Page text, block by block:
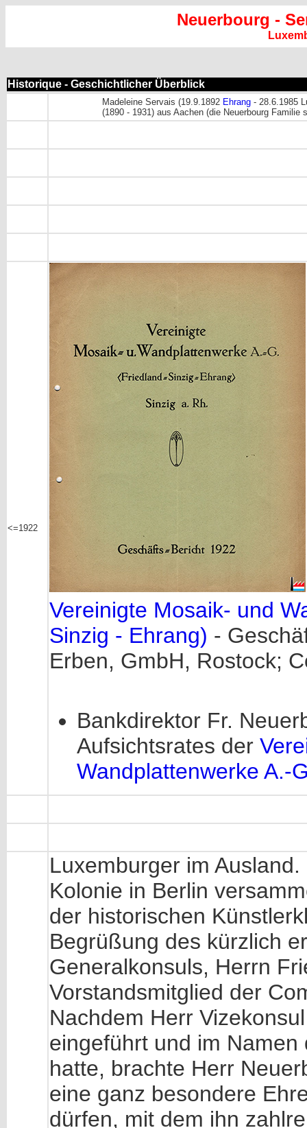
Neuerbourg -
Historique - Geschichtlicher Überblick
Madeleine Servais (19.9.1892 Ehrang - 28.6.1985
(1890 - 1931) aus Aachen (die Neuerbourg Familie
<=1922
Vereinigte Mosaik- und
Sinzig - Ehrang) -
Erben, GmbH, Rostock;
Bankdirektor Fr.
Aufsichtsrates der
Wandplattenwerke A.-
Luxemburger im
Kolonie in Berlin
der historischen
Begrüßung des kürzlich
Generalkonsuls, Herrn
Vorstandsmitglied der
Nachdem Herr
eingeführt und im
hatte, brachte Herr
eine ganz besondere
dürfen, mit dem ihn